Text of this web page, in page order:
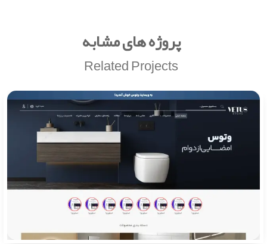
پروژه های مشابه
Related Projects